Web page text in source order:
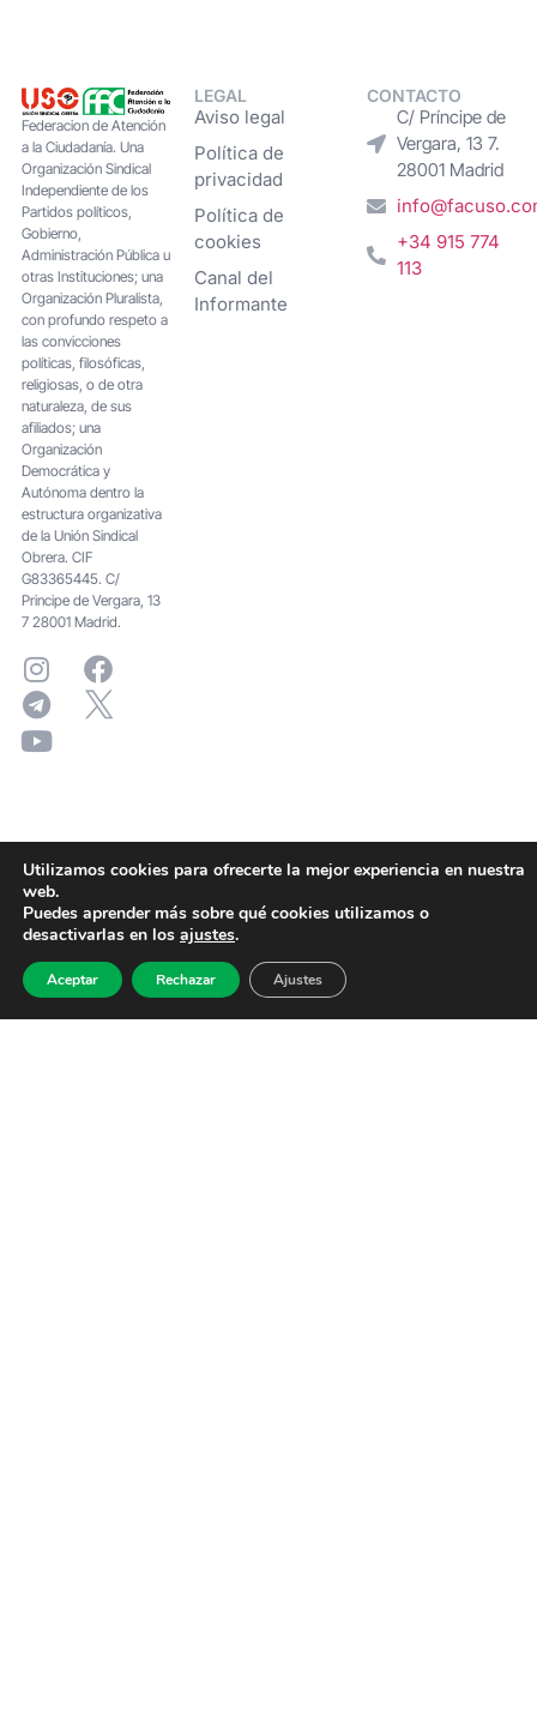
Federacion de Atención
a la Ciudadanía. Una
Organización Sindical
Independiente de los
Partidos políticos,
Gobierno,
Administración Pública u
otras Instituciones; una
Organización Pluralista,
con profundo respeto a
las convicciones
políticas, filosóficas,
religiosas, o de otra
naturaleza, de sus
afiliados; una
Organización
Democrática y
Autónoma dentro la
estructura organizativa
de la Unión Sindical
Obrera. CIF
G83365445. C/
Principe de Vergara, 13
7 28001 Madrid.
LEGAL
Aviso legal
Política de
privacidad
Política de
cookies
Canal del
Informante
CONTACTO
C/ Príncipe de
Vergara, 13 7.
28001 Madrid
+34 915 774
113
Utilizamos cookies para ofrecerte la mejor experiencia en nuestra
web.
Puedes aprender más sobre qué cookies utilizamos o
desactivarlas en los ajustes.
Aceptar Rechazar Ajustes